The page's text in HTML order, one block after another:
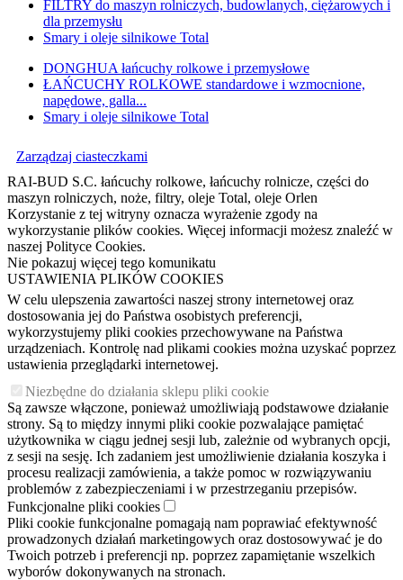
FILTRY do maszyn rolniczych, budowlanych, ciężarowych i
dla przemysłu
Smary i oleje silnikowe Total
DONGHUA łańcuchy rolkowe i przemysłowe
ŁAŃCUCHY ROLKOWE standardowe i wzmocnione,
napędowe, galla...
Smary i oleje silnikowe Total
Zarządzaj ciasteczkami
RAI-BUD S.C. łańcuchy rolkowe, łańcuchy rolnicze, części do
maszyn rolniczych, noże, filtry, oleje Total, oleje Orlen
Korzystanie z tej witryny oznacza wyrażenie zgody na
wykorzystanie plików cookies. Więcej informacji możesz znaleźć w
naszej Polityce Cookies.
Nie pokazuj więcej tego komunikatu
USTAWIENIA PLIKÓW COOKIES
W celu ulepszenia zawartości naszej strony internetowej oraz
dostosowania jej do Państwa osobistych preferencji,
wykorzystujemy pliki cookies przechowywane na Państwa
urządzeniach. Kontrolę nad plikami cookies można uzyskać poprzez
ustawienia przeglądarki internetowej.
Niezbędne do działania sklepu pliki cookie
Są zawsze włączone, ponieważ umożliwiają podstawowe działanie
strony. Są to między innymi pliki cookie pozwalające pamiętać
użytkownika w ciągu jednej sesji lub, zależnie od wybranych opcji,
z sesji na sesję. Ich zadaniem jest umożliwienie działania koszyka i
procesu realizacji zamówienia, a także pomoc w rozwiązywaniu
problemów z zabezpieczeniami i w przestrzeganiu przepisów.
Funkcjonalne pliki cookies
Pliki cookie funkcjonalne pomagają nam poprawiać efektywność
prowadzonych działań marketingowych oraz dostosowywać je do
Twoich potrzeb i preferencji np. poprzez zapamiętanie wszelkich
wyborów dokonywanych na stronach.